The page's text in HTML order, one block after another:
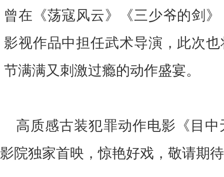
曾在《荡寇风云》《三少爷的剑
影视作品中担任武术导演，此次
节满满又刺激过瘾的动作盛宴。
高质感古装犯罪动作电影《目
影院独家首映，惊艳好戏，敬请期待